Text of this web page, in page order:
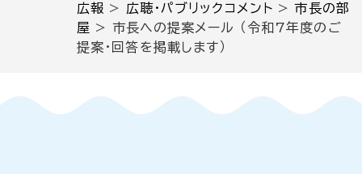
広報 > 広聴・パブリックコメント >市長の部
屋 > 市長への提案メール （令和7年度のご
提案・回答を掲載します）